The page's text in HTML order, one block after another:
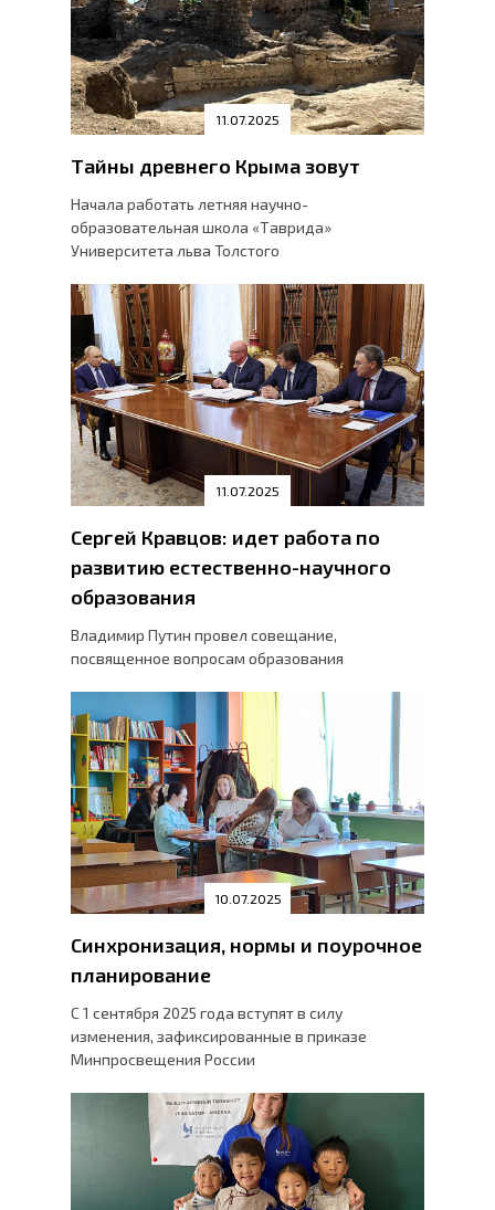
11.07.2025
Тайны древнего Крыма зовут
Начала работать летняя научно-
образовательная школа «Таврида»
Университета льва Толстого
11.07.2025
Сергей Кравцов: идет работа по
развитию естественно-научного
образования
Владимир Путин провел совещание,
посвященное вопросам образования
10.07.2025
Синхронизация, нормы и поурочное
планирование
С 1 сентября 2025 года вступят в силу
изменения, зафиксированные в приказе
Минпросвещения России